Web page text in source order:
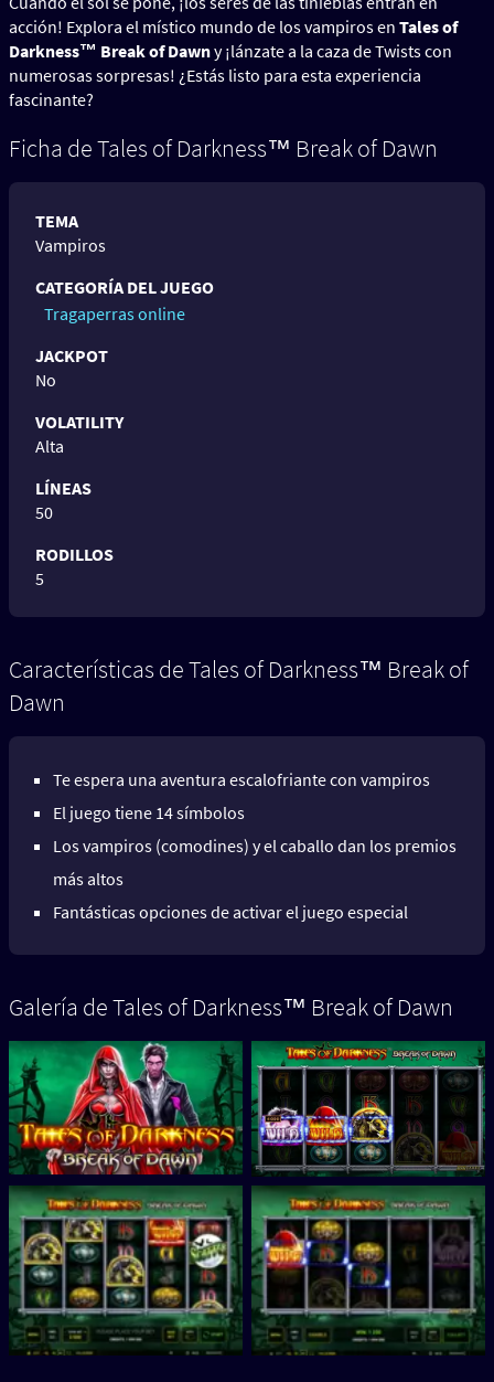
acción! Explora el místico mundo de los vampiros en Tales of
Darkness™ Break of Dawny ¡lánzate a la caza de Twists con
numerosas sorpresas! ¿Estás listo para esta experiencia
fascinante?
Ficha de Tales of Darkness™ Break of Dawn
TEMA
Vampiros
CATEGORÍA DEL JUEGO
Tragaperras online
JACKPOT
No
VOLATILITY
Alta
LÍNEAS
50
RODILLOS
5
Características de Tales of Darkness™ Break of
Dawn
Te espera una aventura escalofriante con vampiros
El juego tiene 14 símbolos
Los vampiros (comodines) y el caballo dan los premios
más altos
Fantásticas opciones de activar el juego especial
Galería de Tales of Darkness™ Break of Dawn